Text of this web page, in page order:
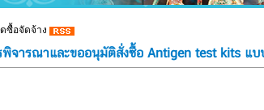
ซื้อจัดจ้าง
พิจารณาและขออนุมัติสั่งซื้อ Antigen test kits แ